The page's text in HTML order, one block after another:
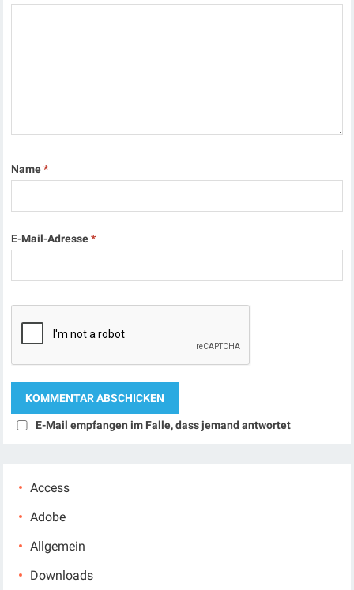
Name*
E-Mail-Adresse*
E-Mail empfangen im Falle, dass jemand antwortet
Access
Adobe
Allgemein
Downloads